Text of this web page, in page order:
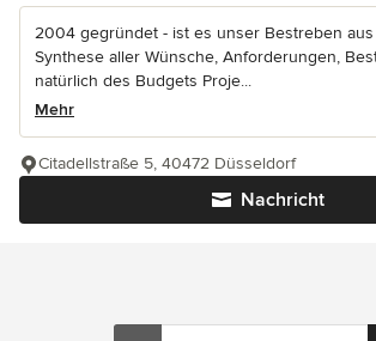
2004 gegründet - ist es unser Bestreben
Synthese aller Wünsche, Anforderungen,
natürlich des Budgets Proje...
Mehr
Nachricht
Citadellstraße 5, 40472 Düsseldorf